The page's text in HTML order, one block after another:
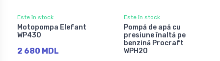
Este în stock
Motopompa Elefant
WP430
2 680 MDL
Este în stock
Pompă de apă cu
presiune înaltă pe
benzină Procraft
WPH20